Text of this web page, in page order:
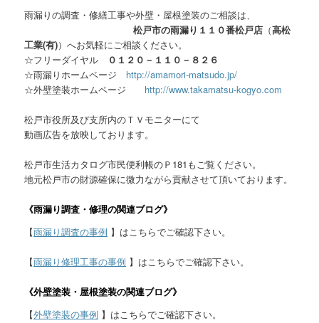
雨漏りの調査・修繕工事や外壁・屋根塗装のご相談は、
松戸市の雨漏り１１０番松戸店 （高松
工業(有)）へお気軽にご相談ください。
☆フリーダイヤル
０１２０－１１０－８２６
☆雨漏りホームページ http://amamori-matsudo.jp/
☆外壁塗装ホームページ http://www.takamatsu-kogyo.com
松戸市役所及び支所内のＴＶモニターにて
動画広告を放映しております。
松戸市生活カタログ市民便利帳のＰ181もご覧ください。
地元松戸市の財源確保に微力ながら貢献させて頂いております。
《雨漏り調査・修理の関連ブログ》
【雨漏り調査の事例 】はこちらでご確認下さい。
【雨漏り修理工事の事例 】はこちらでご確認下さい。
《外壁塗装・屋根塗装の関連ブログ》
【外壁塗装の事例 】はこちらでご確認下さい。